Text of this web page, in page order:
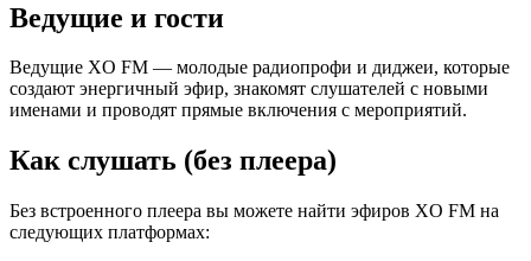
Ведущие и гости
Ведущие XO FM — молодые радиопрофи и диджеи, которые
создают энергичный эфир, знакомят слушателей с новыми
именами и проводят прямые включения с мероприятий.
Как слушать (без плеера)
Без встроенного плеера вы можете найти эфиров XO FM на
следующих платформах: